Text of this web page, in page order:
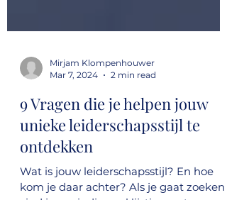
Mirjam Klompenhouwer
Mar 7, 2024
2 min read
9 Vragen die je helpen jouw
unieke leiderschapsstijl te
ontdekken